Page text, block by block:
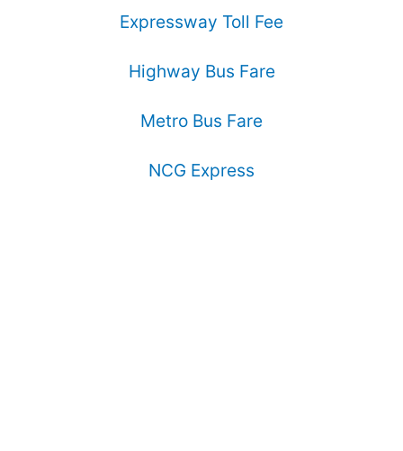
Expressway Toll Fee
Highway Bus Fare
Metro Bus Fare
NCG Express